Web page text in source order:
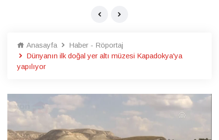
Anasayfa
Haber - Röportaj
Dünyanın ilk doğal yer altı müzesi Kapadokya'ya
yapılıyor